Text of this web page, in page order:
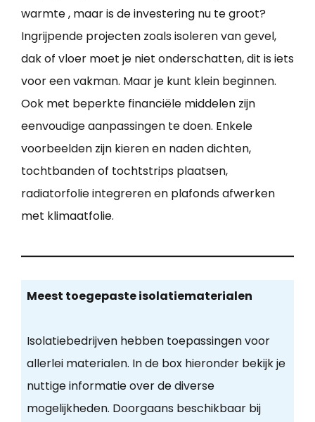
warmte , maar is de investering nu te groot?
Ingrijpende projecten zoals isoleren van gevel,
dak of vloer moet je niet onderschatten, dit is iets
voor een vakman. Maar je kunt klein beginnen.
Ook met beperkte financiële middelen zijn
eenvoudige aanpassingen te doen. Enkele
voorbeelden zijn kieren en naden dichten,
tochtbanden of tochtstrips plaatsen,
radiatorfolie integreren en plafonds afwerken
met klimaatfolie.
Meest toegepaste isolatiematerialen
Isolatiebedrijven hebben toepassingen voor
allerlei materialen. In de box hieronder bekijk je
nuttige informatie over de diverse
mogelijkheden. Doorgaans beschikbaar bij